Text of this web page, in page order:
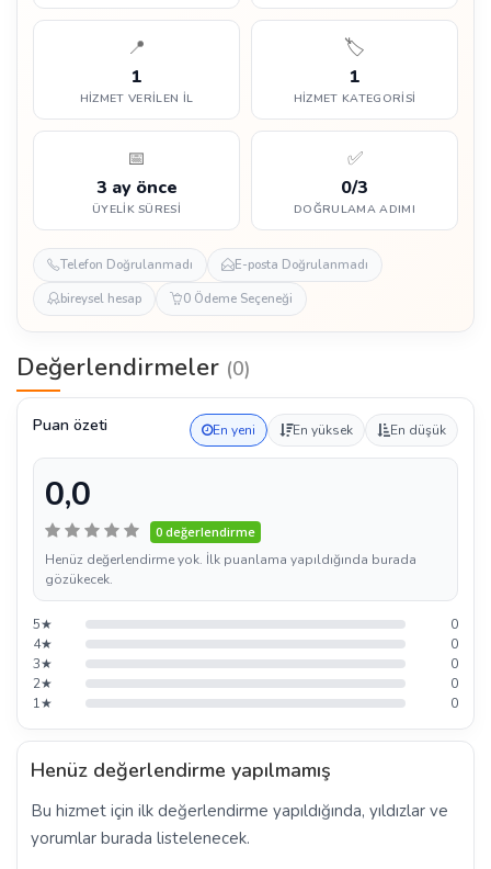
📍
1
HIZMET VERILEN İL
🏷️
1
HIZMET KATEGORISI
📅
3 ay önce
ÜYELIK SÜRESI
✅
0/3
DOĞRULAMA ADIMI
Telefon Doğrulanmadı
E-posta Doğrulanmadı
bireysel hesap
0 Ödeme Seçeneği
Değerlendirmeler (0)
Puan özeti En yeni En yüksek En düşük
0,0
0 değerlendirme
Henüz değerlendirme yok. İlk puanlama yapıldığında burada
gözükecek.
5★
0
4★
0
3★
0
2★
0
1★
0
Henüz değerlendirme yapılmamış
Bu hizmet için ilk değerlendirme yapıldığında, yıldızlar ve
yorumlar burada listelenecek.